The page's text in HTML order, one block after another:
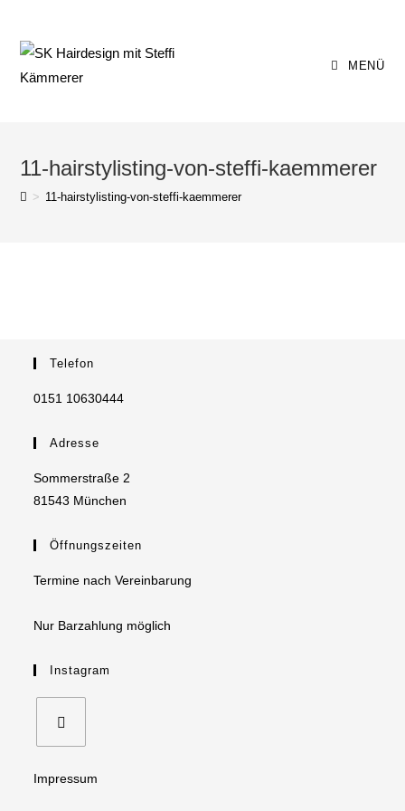
springen
MENÜ
11-hairstylisting-von-steffi-kaemmerer
> 11-hairstylisting-von-steffi-kaemmerer
Telefon
0151 10630444
Adresse
Sommerstraße 2
81543 München
Öffnungszeiten
Termine nach Vereinbarung
Nur Barzahlung möglich
Instagram
in
Impressum